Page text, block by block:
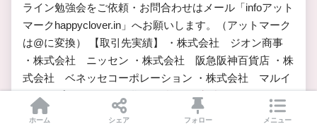
ライン勉強会をご依頼・お問合わせはメール「infoアット
マークhappyclover.in」へお願いします。（アットマーク
は@に変換） 【取引先実績】 ・株式会社 ジオン商事
・株式会社 ニッセン ・株式会社 阪急阪神百貨店 ・株
式会社 ベネッセコーポレーション ・株式会社 マルイ
グループ ※あいうえお順 ＞＞
詳しい実績はこちら
ホーム シェア フォロー メニュー